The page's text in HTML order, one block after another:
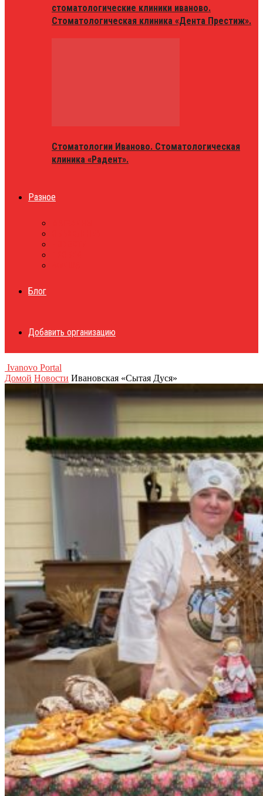
стоматологические клиники иваново.
Стоматологическая клиника «Дента Престиж».
Стоматологии Иваново. Стоматологическая
клиника «Радент».
Разное
Блог
Добавить организацию
Ivanovo Portal
Домой Новости Ивановская «Сытая Дуся»